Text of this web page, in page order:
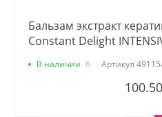
Бальзам экстракт
Constant Delight
В наличии 6 Артикул